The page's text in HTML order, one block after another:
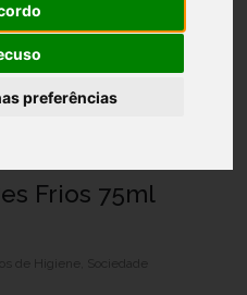
preferências
Frios 75ml
de Higiene, Sociedade